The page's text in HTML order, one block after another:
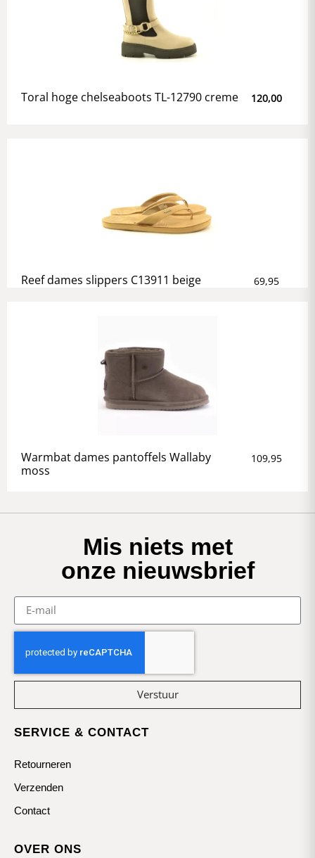
Toral hoge chelseaboots TL-12790 creme 120,00
Reef dames slippers C13911 beige 69,95
Warmbat dames pantoffels Wallaby
moss
109,95
Mis niets met
onze nieuwsbrief
Verstuur
SERVICE & CONTACT
Retourneren
Verzenden
Contact
OVER ONS